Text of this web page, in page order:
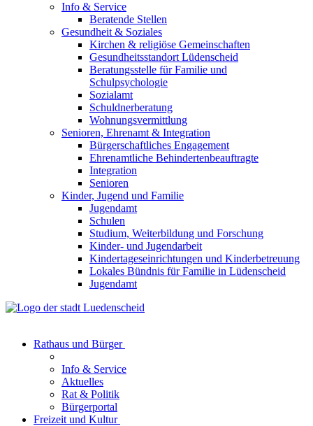
Info & Service
Beratende Stellen
Gesundheit & Soziales
Kirchen & religiöse Gemeinschaften
Gesundheitsstandort Lüdenscheid
Beratungsstelle für Familie und
Schulpsychologie
Sozialamt
Schuldnerberatung
Wohnungsvermittlung
Senioren, Ehrenamt & Integration
Bürgerschaftliches Engagement
Ehrenamtliche Behindertenbeauftragte
Integration
Senioren
Kinder, Jugend und Familie
Jugendamt
Schulen
Studium, Weiterbildung und Forschung
Kinder- und Jugendarbeit
Kindertageseinrichtungen und Kinderbetreuung
Lokales Bündnis für Familie in Lüdenscheid
Jugendamt
Rathaus und Bürger
Info & Service
Aktuelles
Rat & Politik
Bürgerportal
Freizeit und Kultur